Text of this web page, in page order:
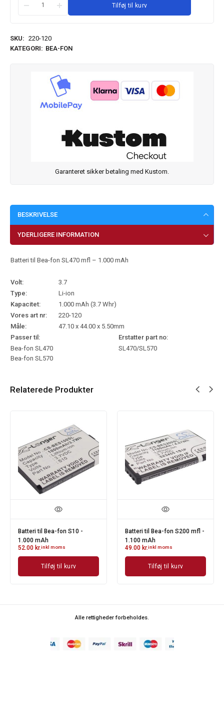
Tilføj til kurv
SKU: 220-120
KATEGORI: BEA-FON
Garanteret sikker betaling med Kustom.
BESKRIVELSE
YDERLIGERE INFORMATION
Batteri til Bea-fon SL470 mfl – 1.000 mAh
Volt:
3.7
Type:
Li-ion
Kapacitet:
1.000 mAh (3.7 Whr)
Vores art nr:
220-120
Måle:
47.10 x 44.00 x 5.50mm
Passer til:
Erstatter part no:
Bea-fon SL470
Bea-fon SL570
SL470/SL570
Relaterede Produkter
Batteri til Bea-fon S10 -
1.000 mAh
52.00 kr.inkl moms
Tilføj til kurv
Batteri til Bea-fon S200 mfl -
1.100 mAh
49.00 kr.inkl moms
Tilføj til kurv
Alle rettigheder forbeholdes.